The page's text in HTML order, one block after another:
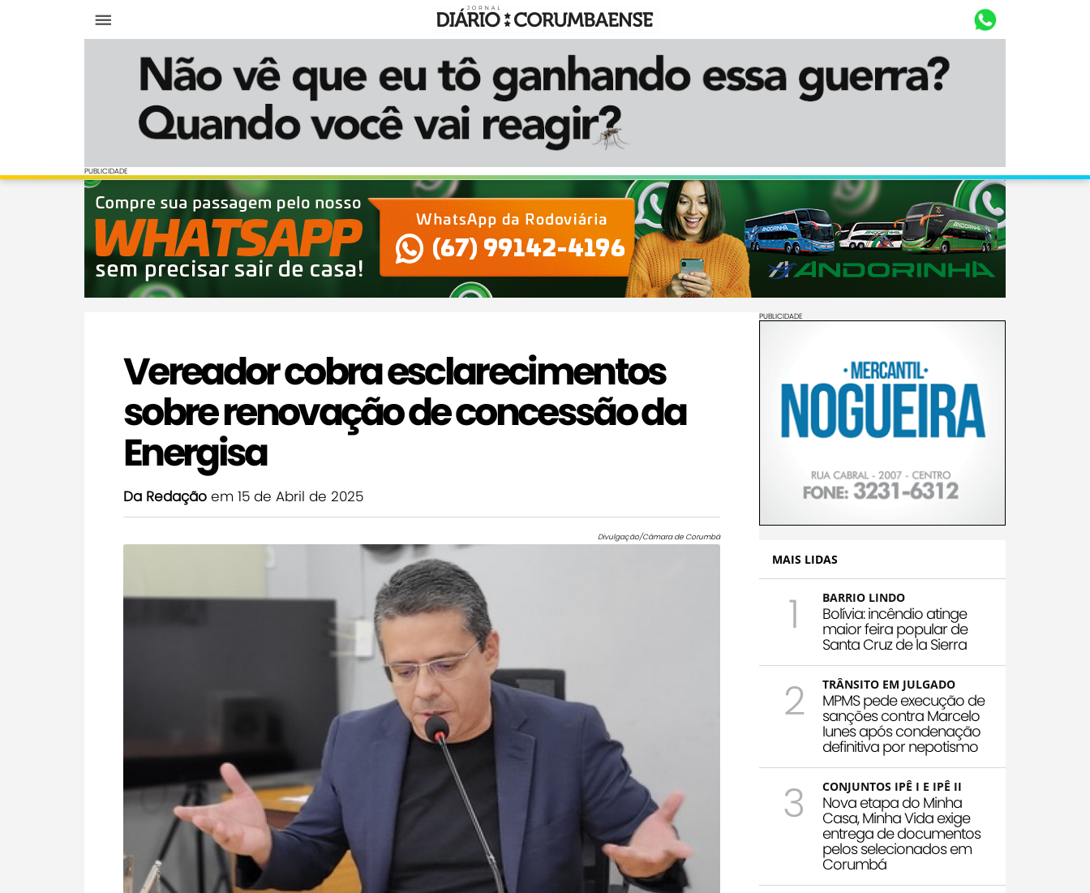
Diário Corumbaense
PUBLICIDADE
PUBLICIDADE
Vereador cobra esclarecimentos
sobre renovação de concessão da
Energisa
Da Redação em 15 de Abril de 2025
Divulgação/Câmara de Corumbá
PUBLICIDADE
MAIS LIDAS
1 BARRIO LINDO
Bolívia: incêndio atinge
maior feira popular de
Santa Cruz de la Sierra
2 TRÂNSITO EM JULGADO
MPMS pede execução de
sanções contra Marcelo
Iunes após condenação
definitiva por nepotismo
3 CONJUNTOS IPÊ I E IPÊ II
Nova etapa do Minha
Casa, Minha Vida exige
entrega de documentos
pelos selecionados em
Corumbá